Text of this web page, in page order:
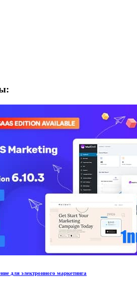
для электронного маркетинга